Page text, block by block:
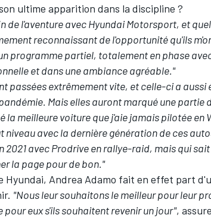
ultime apparition dans la discipline ?
de l'aventure avec Hyundai Motorsport, et
reconnaissant de l'opportunité qu'ils
programme partiel, totalement en phase
et dans une ambiance agréable."
passées extrêmement vite, et celle-ci a
Mais elles auront marqué une partie
la meilleure voiture que j'aie jamais pilotée en
niveau avec la dernière génération de ces
2021 avec Prodrive en rallye-raid, mais qui
la page pour de bon."
Hyundai, Andrea Adamo fait en effet part
"Nous leur souhaitons le meilleur pour leur
eux s'ils souhaitent revenir un jour",